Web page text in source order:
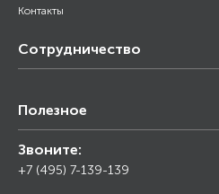
Контакты
Сотрудничество
Снабжение строительства
Торговым организациям
Полезное
Калькулятор
Прайс лист
Звоните:
+7 (495) 7-139-139